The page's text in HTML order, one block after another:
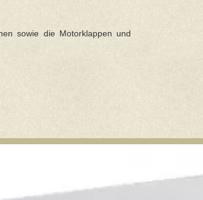
sowie die Motorklappen und